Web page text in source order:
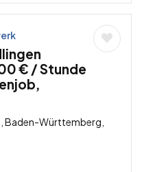
€ / Stunde
Baden-Württemberg,